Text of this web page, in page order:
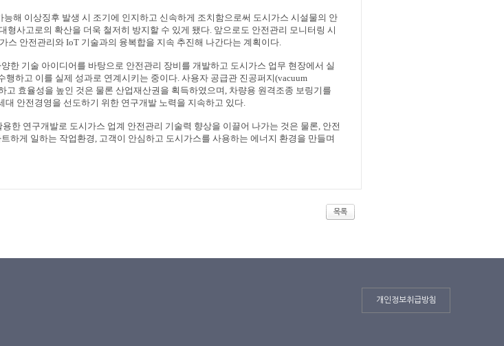
능해 이상징후 발생 시 조기에 인지하고 신속하게 조치함으로써 도시가스 시설물의 안
형사고로의 확산을 더욱 철저히 방지할 수 있게 됐다. 앞으로도 안전관리 모니터링 시
스 안전관리와 IoT 기술과의 융복합을 지속 추진해 나간다는 계획이다.
한 기술 아이디어를 바탕으로 안전관리 장비를 개발하고 도시가스 업무 현장에서 실
행하고 이를 실제 성과로 연계시키는 중이다. 사용자 공급관 진공퍼지(vacuum
효율성을 높인 것은 물론 산업재산권을 획득하였으며, 차량용 원격조종 보링기를
안전경영을 선도하기 위한 연구개발 노력을 지속하고 있다.
용한 연구개발로 도시가스 업계 안전관리 기술력 향상을 이끌어 나가는 것은 물론, 안전
하게 일하는 작업환경, 고객이 안심하고 도시가스를 사용하는 에너지 환경을 만들며
목록
개인정보취급방침